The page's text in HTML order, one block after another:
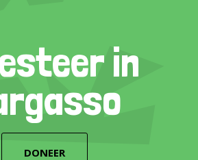
in
DONEER